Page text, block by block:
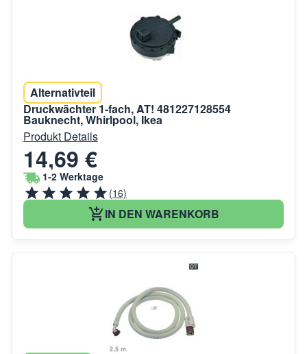
Alternativteil
Druckwächter 1-fach, AT! 481227128554
Bauknecht, Whirlpool, Ikea
Produkt Details
14,69 €
1-2 Werktage
(16)
IN DEN WARENKORB